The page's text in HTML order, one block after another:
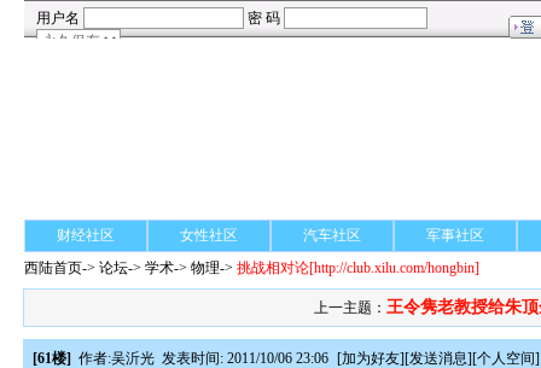
财经社区 女性社区 汽车社区
军事社区
西陆首页->论坛->学术-> 物理->挑战相对论[http://club.xilu.com/hongbin]
上一主题： 王令隽老教授给朱
[61楼] 作者:吴沂光 发表时间: 2011/10/06 23:06 [加为好友][发送消息][个人空间]